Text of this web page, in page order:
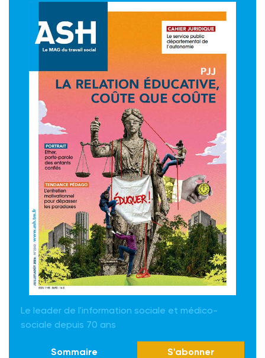
Le leader de l'information sociale et médico-
sociale depuis 70 ans
Sommaire S'abonner